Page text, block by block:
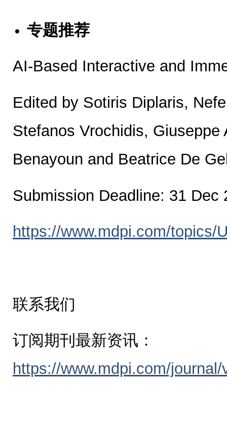
专题推荐
AI-Based Interactive and
Edited by Sotiris Diplaris,
Stefanos Vrochidis, Giuseppe
Benayoun and Beatrice De
Submission Deadline: 31 Dec
https://www.mdpi.com/topics/
联系我们
订阅期刊最新资讯：
https://www.mdpi.com/